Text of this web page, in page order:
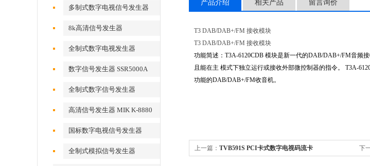
多制式数字电视信号发生器
8k高清信号发生器
全制式数字电视发生器
数字信号发生器 SSR5000A
全制式数字信号发生器
MSD5000A
高清信号发生器 MIK K-8880
国标数字电视信号发生器
全制式模拟信号发生器
产品介绍 相关产品 留言询价
T3 DAB/DAB+/FM 接收模块
T3 DAB/DAB+/FM 接收模块
功能简述：T3A-6120CDB 模块是新一代的DAB/DAB+/FM音频
且能在主 模式下独立运行或接收外部微控制器的指令。 T3A-
功能的DAB/DAB+/FM收音机。
上一篇： TVB591S PCI卡式数字电视码流卡 下